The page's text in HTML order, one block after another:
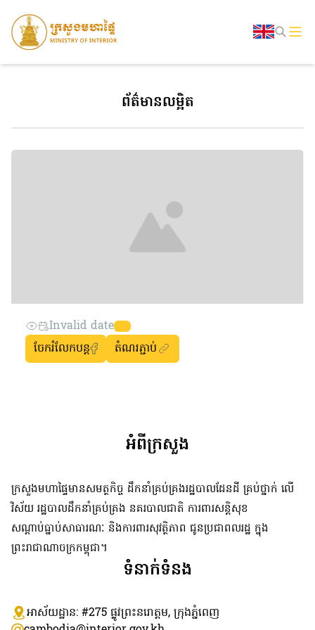
ព័ត៌មានលម្អិត
Invalid date
ចែករំលែកបន្ត
តំណរភ្ជាប់
អំពីក្រសួង
ក្រសួងមហាផ្ទៃមានសមត្ថកិច្ច ដឹកនាំគ្រប់គ្រងរដ្ឋបាលដែនដី គ្រប់ថ្នាក់ លើ
វិស័យ រដ្ឋបាលដឹកនាំគ្រប់គ្រង នគរបាលជាតិ ការពារសន្តិសុខ
សណ្តាប់ធ្នាប់សាធារណៈ និងការពារសុវត្ថិភាព ជូនប្រជាពលរដ្ឋ ក្នុង
ព្រះរាជាណាចក្រកម្ពុជា។
ទំនាក់ទំនង
អាស័យដ្ឋាន: #275 ​ផ្លូវព្រះនរោត្តម, ក្រុងភ្នំពេញ